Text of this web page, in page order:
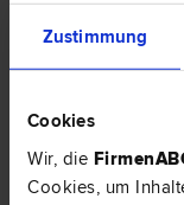
Zustimmung
Cookies
Wir, die
Cookies, um
EXPERTENTIPP